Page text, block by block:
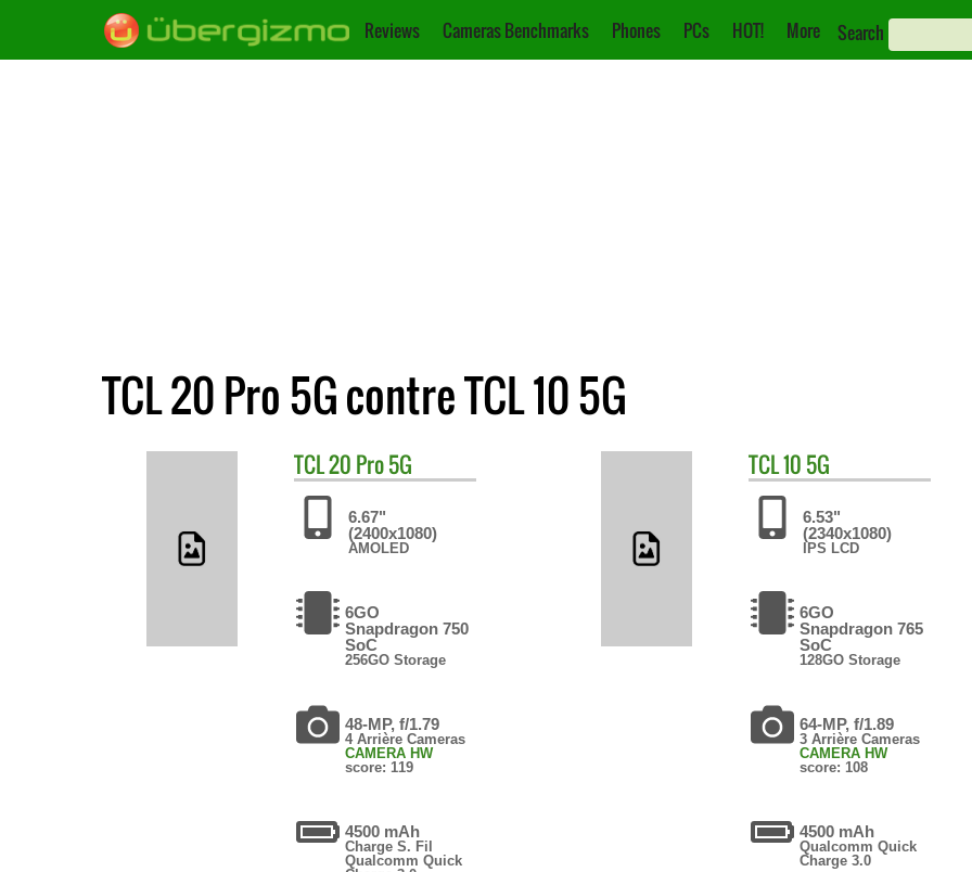
Reviews Cameras Benchmarks Phones PCs HOT! More Search
TCL 20 Pro 5G contre TCL 10 5G
TCL20 Pro 5G
6.67"
(2400x1080)
AMOLED
6GO
Snapdragon 750
SoC
256GO Storage
48-MP, f/1.79
4 Arrière Cameras
CAMERA HW
score: 119
4500 mAh
Charge S. Fil
Qualcomm Quick
TCL10 5G
6.53"
(2340x1080)
IPS LCD
6GO
Snapdragon 765
SoC
128GO Storage
64-MP, f/1.89
3 Arrière Cameras
CAMERA HW
score: 108
4500 mAh
Qualcomm Quick
Charge 3.0